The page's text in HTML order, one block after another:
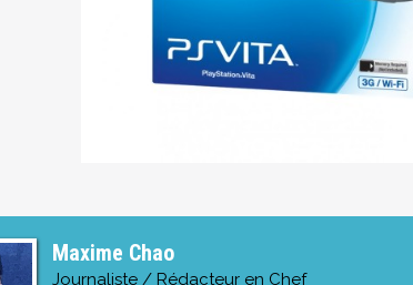
Maxime Chao
Journaliste / Rédacteur en Chef